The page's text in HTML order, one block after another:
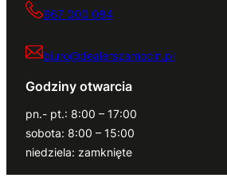
667 000 084
biuro@dealerszamocin.pl
Godziny otwarcia
pn.- pt.: 8:00 – 17:00
sobota: 8:00 – 15:00
niedziela: zamknięte